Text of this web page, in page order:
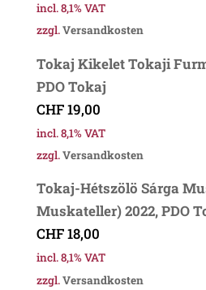
incl. 8,1% VAT
zzgl.Versandkosten
Tokaj Kikelet Tokaji
PDO Tokaj
CHF19,00
incl. 8,1% VAT
zzgl.Versandkosten
Tokaj-Hétszölö Sárga
Muskateller) 2022, PDO
CHF18,00
incl. 8,1% VAT
zzgl.Versandkosten